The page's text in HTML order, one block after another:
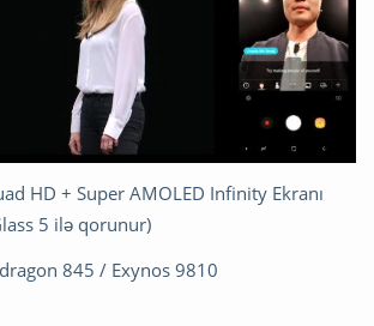
HD + Super AMOLED Infinity Ekranı
5 ilə qorunur)
845 / Exynos 9810